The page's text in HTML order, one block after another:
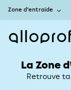
Zone d’entraide
La Zone
Retrouve